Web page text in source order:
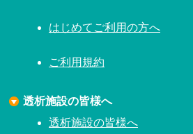
はじめてご利用の方へ
ご利用規約
透析施設の皆様へ
透析施設の皆様へ